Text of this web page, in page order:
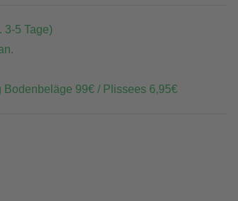
3-5 Tage)
99€ / Plissees 6,95€